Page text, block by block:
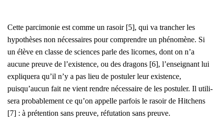
Cette par­ci­mo­nie est comme un rasoir [5], qui va tran­cher les
hypo­thèses non néces­saires pour com­prendre un phé­no­mène. Si
un élève en classe de sciences parle des licornes, dont on n’a
aucune preuve de l’existence, ou des dra­gons [6], l’enseignant lui
expli­que­ra qu’il n’y a pas lieu de pos­tu­ler leur exis­tence,
puisqu’aucun fait ne vient rendre néces­saire de les pos­tu­ler. Il uti­li­
se­ra pro­ba­ble­ment ce qu’on appelle par­fois le rasoir de Hit­chens
[7] : à pré­ten­tion sans preuve, réfu­ta­tion sans preuve.